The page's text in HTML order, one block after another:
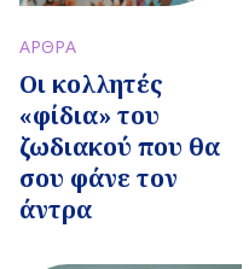
ΑΡΘΡΑ
Οι κολλητές
«φίδια» του
ζωδιακού που θα
σου φάνε τον
άντρα